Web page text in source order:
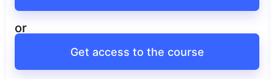
or
Get access to the course